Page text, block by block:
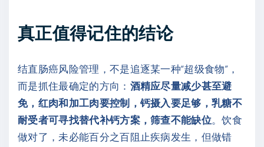
真正值得记住的结论
结直肠癌风险管理，不是追逐某一种“超级食物”，
而是抓住最确定的方向： 酒精应尽量减少甚至避
免，红肉和加工肉要控制，钙摄入要足够，乳糖不
耐受者可寻找替代补钙方案，筛查不能缺位。饮食
做对了，未必能百分之百阻止疾病发生，但做错